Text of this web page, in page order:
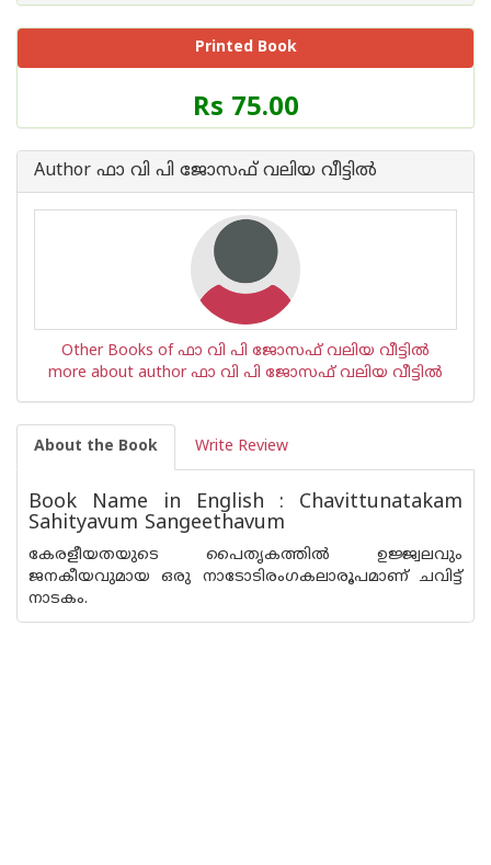
Printed Book
Price
of
Book
Rs 75.00
Author ഫാ വി പി ജോസഫ് വലിയ വീട്ടില്‍
Other Books of ഫാ വി പി ജോസഫ് വലിയ വീട്ടില്‍
more about author ഫാ വി പി ജോസഫ് വലിയ വീട്ടില്‍
About the Book Write Review
Book Name in English : Chavittunatakam
Sahityavum Sangeethavum
കേരളീയതയുടെ പൈതൃകത്തില്‍ ഉജ്ജ്വലവും
ജനകീയവുമായ ഒരു നാടോടിരംഗകലാരൂപമാണ് ചവിട്ട്
നാടകം.